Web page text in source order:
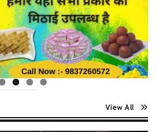
View All